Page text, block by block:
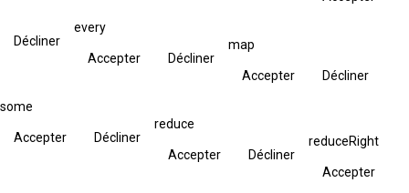
Décliner
every
Accepter Décliner
map
Accepter Décliner
some
Accepter Décliner
reduce
Accepter Décliner
reduceRight
Accepter